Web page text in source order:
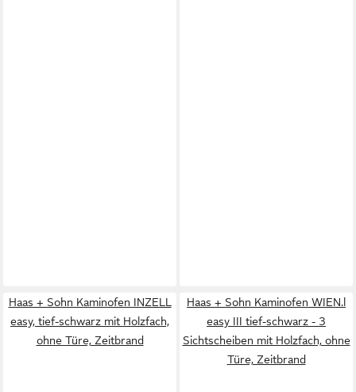
Haas + Sohn Kaminofen INZELL
easy, tief-schwarz mit Holzfach,
ohne Türe, Zeitbrand
Haas + Sohn Kaminofen WIEN.l
easy III tief-schwarz - 3
Sichtscheiben mit Holzfach, ohne
Türe, Zeitbrand